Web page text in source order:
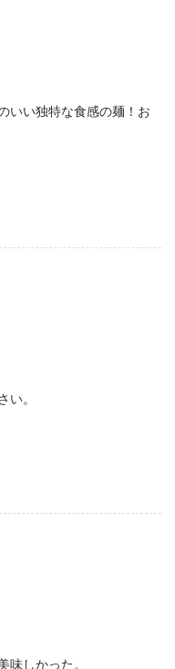
いい独特な食感の麺！お
い。
味しかった。